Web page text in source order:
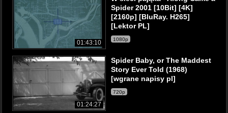
01:43:10
Spider 2001 [10Bit] [4K]
[2160p] [BluRay. H265]
[Lektor PL]
1080p
01:24:27
Spider Baby, or The Maddest
Story Ever Told (1968)
[wgrane napisy pl]
720p